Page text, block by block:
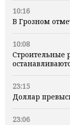
10:16
В Грозном
10:08
Строительные
23:15
Доллар
23:06